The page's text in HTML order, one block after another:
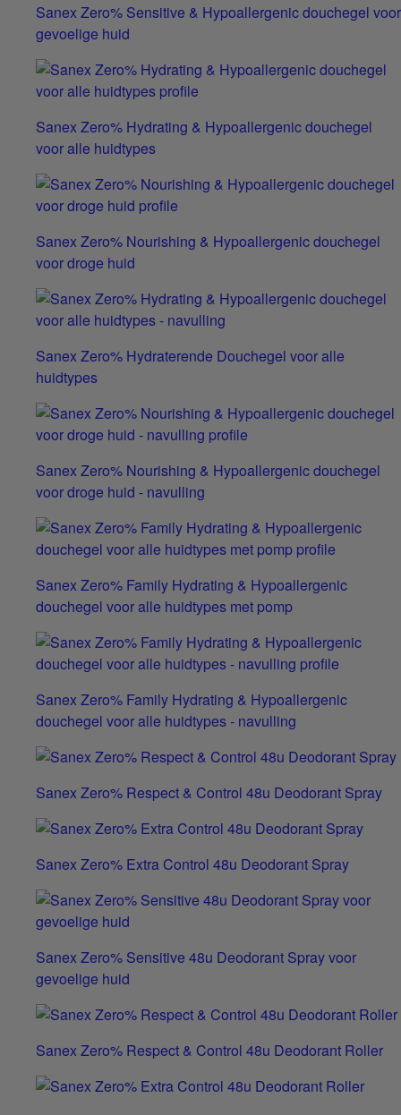
Sanex Zero% Sensitive & Hypoallergenic douchegel voor
gevoelige huid
Sanex Zero% Hydrating & Hypoallergenic douchegel
voor alle huidtypes
Sanex Zero% Nourishing & Hypoallergenic douchegel
voor droge huid
Sanex Zero% Hydraterende Douchegel voor alle
huidtypes
Sanex Zero% Nourishing & Hypoallergenic douchegel
voor droge huid - navulling
Sanex Zero% Family Hydrating & Hypoallergenic
douchegel voor alle huidtypes met pomp
Sanex Zero% Family Hydrating & Hypoallergenic
douchegel voor alle huidtypes - navulling
Sanex Zero% Respect & Control 48u Deodorant Spray
Sanex Zero% Extra Control 48u Deodorant Spray
Sanex Zero% Sensitive 48u Deodorant Spray voor
gevoelige huid
Sanex Zero% Respect & Control 48u Deodorant Roller